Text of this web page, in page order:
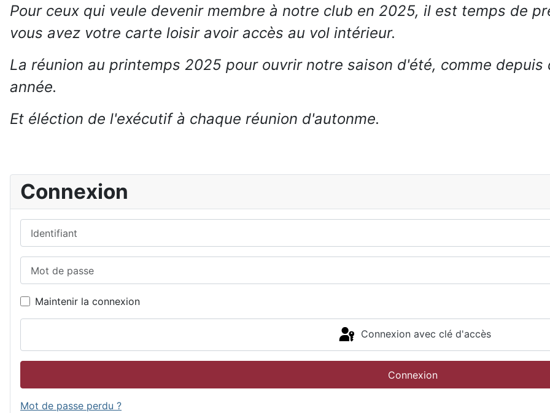
Pour ceux qui veule devenir membre à notre club en 2025, il est temps de
vous avez votre carte loisir avoir accès au vol intérieur.
La réunion au printemps 2025 pour ouvrir notre saison d'été, comme
année.
Et éléction de l'exécutif à chaque réunion d'autonme.
Connexion
Maintenir la connexion
Connexion avec clé d'accès
Connexion
Mot de passe perdu ?